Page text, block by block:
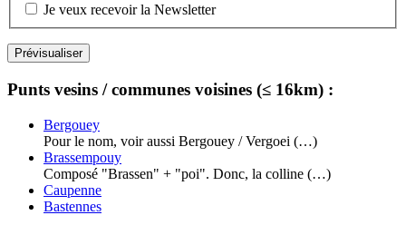
Je veux recevoir la Newsletter
Punts vesins / communes voisines (≤ 16km) :
Bergouey
Pour le nom, voir aussi Bergouey / Vergoei (…)
Brassempouy
Composé "Brassen" + "poi". Donc, la colline (…)
Caupenne
Bastennes